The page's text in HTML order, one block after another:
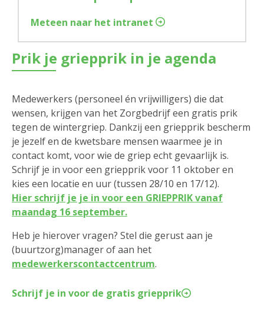
Meteen naar het intranet
Prik je griepprik in je agenda
Medewerkers (personeel én vrijwilligers) die dat
wensen, krijgen van het Zorgbedrijf een gratis prik
tegen de wintergriep. Dankzij een griepprik bescherm
je jezelf en de kwetsbare mensen waarmee je in
contact komt, voor wie de griep echt gevaarlijk is.
Schrijf je in voor een griepprik voor 11 oktober en
kies een locatie en uur (tussen 28/10 en 17/12).
Hier schrijf je je in voor een GRIEPPRIK vanaf
maandag 16 september.
Heb je hierover vragen? Stel die gerust aan je
(buurtzorg)manager of aan het
medewerkerscontactcentrum.
Schrijf je in voor de gratis griepprik